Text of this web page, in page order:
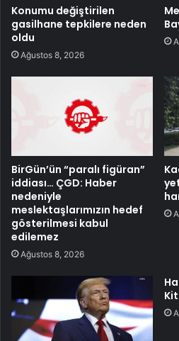
Konumu değiştirilen
gasilhane tepkilere neden
oldu
Ağustos 8, 2026
BirGün’ün “paralı figüran”
iddiası… ÇGD: Haber
nedeniyle
meslektaşlarımızın hedef
gösterilmesi kabul
edilemez
Ağustos 8, 2026